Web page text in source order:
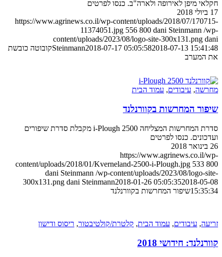
חקלאי מיפן לאירופה ולארה"ב. כנסו לפרטים
17 ביולי 2018
https://www.agrinews.co.il/wp-content/uploads/2018/07/170715-
11374051.jpg 556 800 dani Steinmann /wp-
content/uploads/2023/08/logo-site-300x131.png dani
Steinmann2018-07-17 05:05:582018-07-13 15:41:48
קובוטה כובשת
את המערב
מחרשה, עיבודים, עמוד הבית
שיפור המחרשות בקוורנלנד
סדרת המחרשות המצליחה 2500 i-Plough מקבלת סדרת שיפורים
ועדכונים. כנסו לפרטים
26 בינואר 2018
https://www.agrinews.co.il/wp-
content/uploads/2018/01/Kverneland-2500-i-Plough.jpg 533 800
dani Steinmann /wp-content/uploads/2023/08/logo-site-
300x131.png dani Steinmann2018-01-26 05:05:352018-05-08
15:35:34שיפור המחרשות בקוורנלנד
זריעה, עיבודים, עמוד הבית, קלטרת/קולטיבטור, ריסוס ודישון
קוורנלנד: חידושי 2018